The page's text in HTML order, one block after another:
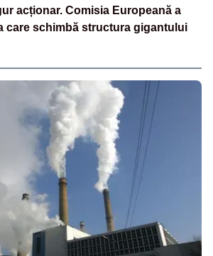
acționar. Comisia Europeană a
care schimbă structura gigantului